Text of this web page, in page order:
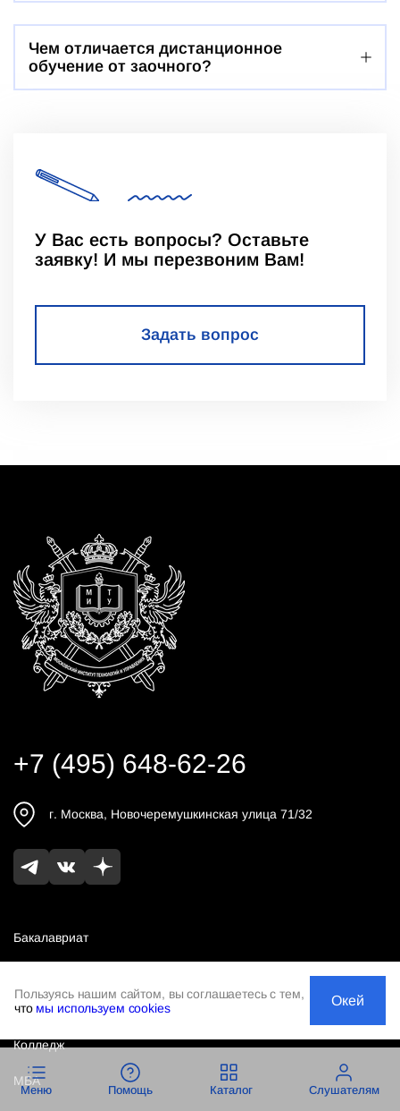
Чем отличается дистанционное
обучение от заочного?
У Вас есть вопросы? Оставьте
заявку! И мы перезвоним Вам!
Задать вопрос
Меню Помощь Каталог Слушателям
Пользуясь нашим сайтом, вы соглашаетесь с тем,
что мы используем cookies Окей
Бакалавриат
Группа выходного дня
Колледж
МБА
+7 (495) 648-62-26
г. Москва, Новочеремушкинская улица 71/32